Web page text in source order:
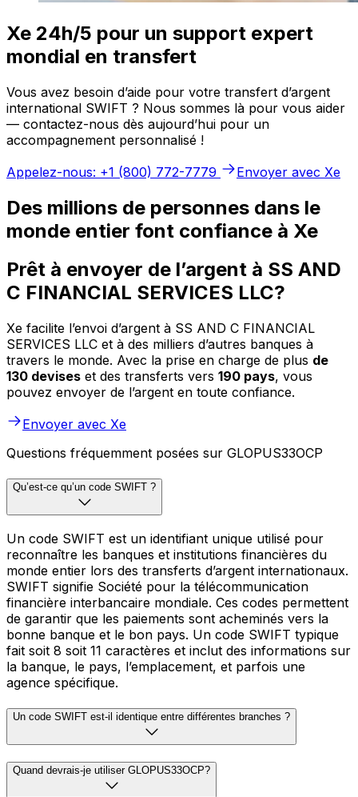
Xe 24h/5 pour un support expert
mondial en transfert
Vous avez besoin d’aide pour votre transfert d’argent
international SWIFT ? Nous sommes là pour vous aider
— contactez-nous dès aujourd’hui pour un
accompagnement personnalisé !
Appelez-nous: +1 (800) 772-7779
Envoyer avec Xe
Des millions de personnes dans le
monde entier font confiance à Xe
Prêt à envoyer de l’argent à SS AND
C FINANCIAL SERVICES LLC?
Xe facilite l’envoi d’argent à SS AND C FINANCIAL
SERVICES LLC et à des milliers d’autres banques à
travers le monde. Avec la prise en charge de plus de
130 devises et des transferts vers 190 pays, vous
pouvez envoyer de l’argent en toute confiance.
Envoyer avec Xe
Questions fréquemment posées sur GLOPUS33OCP
Qu’est-ce qu’un code SWIFT ?
Un code SWIFT est un identifiant unique utilisé pour
reconnaître les banques et institutions financières du
monde entier lors des transferts d’argent internationaux.
SWIFT signifie Société pour la télécommunication
financière interbancaire mondiale. Ces codes permettent
de garantir que les paiements sont acheminés vers la
bonne banque et le bon pays. Un code SWIFT typique
fait soit 8 soit 11 caractères et inclut des informations sur
la banque, le pays, l’emplacement, et parfois une
agence spécifique.
Un code SWIFT est-il identique entre différentes branches ?
Quand devrais-je utiliser GLOPUS33OCP?